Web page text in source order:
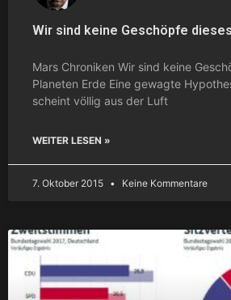
Wir sind keine Geschöpfe
Mars Chroniken Wir sind keine
Planeten Erde Eine gewagte
scheint völlig aus der Luft
WEITER LESEN »
7. Oktober 2015 Keine Kommentare